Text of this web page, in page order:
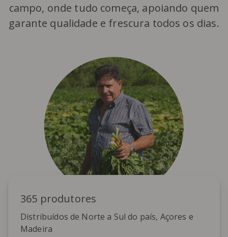
campo, onde tudo começa, apoiando quem
garante qualidade e frescura todos os dias.
365 produtores
Distribuídos de Norte a Sul do país, Açores e
Madeira